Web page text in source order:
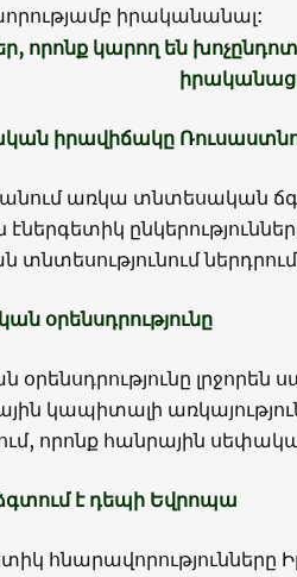
իրականանալ:
որոնք կարող են
իրավիճակը
առկա տնտեսական
տնտեսությունում
օրենսդրությունը
օրենսդրությունը
կապիտալի
որոնք հանրային
է դեպի Եվրոպա